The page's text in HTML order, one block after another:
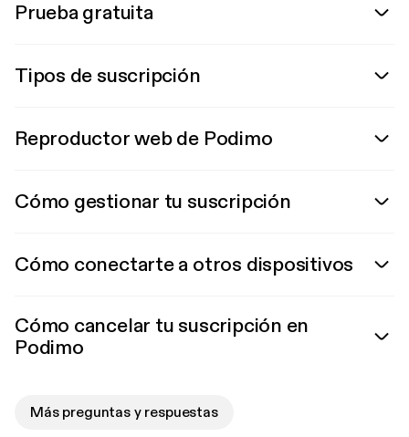
Prueba gratuita
Tipos de suscripción
Reproductor web de Podimo
Cómo gestionar tu suscripción
Cómo conectarte a otros dispositivos
Cómo cancelar tu suscripción en
Podimo
Más preguntas y respuestas